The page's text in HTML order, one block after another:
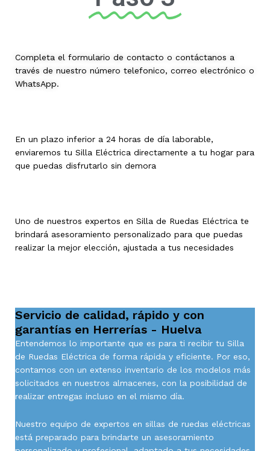
Completa el formulario de contacto o contáctanos a
través de nuestro número telefonico, correo electrónico o
WhatsApp.
En un plazo inferior a 24 horas de día laborable,
enviaremos tu Silla Eléctrica directamente a tu hogar para
que puedas disfrutarlo sin demora
Uno de nuestros expertos en Silla de Ruedas Eléctrica te
brindará asesoramiento personalizado para que puedas
realizar la mejor elección, ajustada a tus necesidades
Servicio de calidad, rápido y con
garantías en Herrerías - Huelva
Entendemos lo importante que es para ti recibir tu Silla
de Ruedas Eléctrica de forma rápida y eficiente. Por eso,
contamos con un extenso inventario de los modelos más
solicitados en nuestros almacenes, con la posibilidad de
realizar entregas incluso en el mismo día.
Nuestro equipo de expertos en sillas de ruedas eléctricas
está preparado para brindarte un asesoramiento